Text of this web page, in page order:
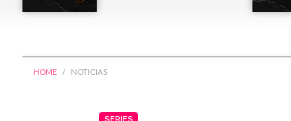
HOME NOTICIAS